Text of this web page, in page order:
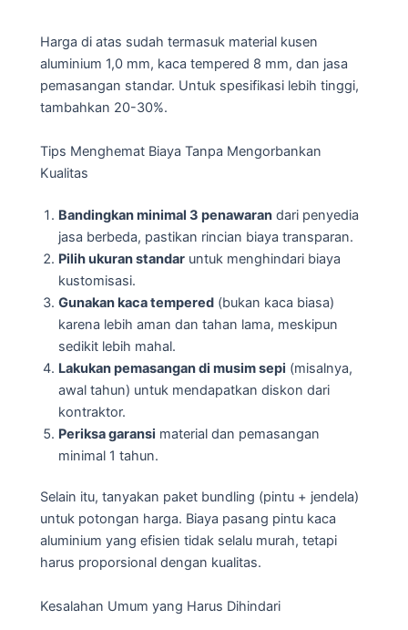
Harga di atas sudah termasuk material kusen
aluminium 1,0 mm, kaca tempered 8 mm, dan jasa
pemasangan standar. Untuk spesifikasi lebih tinggi,
tambahkan 20-30%.
Tips Menghemat Biaya Tanpa Mengorbankan
Kualitas
Bandingkan minimal 3 penawaran dari penyedia
jasa berbeda, pastikan rincian biaya transparan.
Pilih ukuran standar untuk menghindari biaya
kustomisasi.
Gunakan kaca tempered (bukan kaca biasa)
karena lebih aman dan tahan lama, meskipun
sedikit lebih mahal.
Lakukan pemasangan di musim sepi (misalnya,
awal tahun) untuk mendapatkan diskon dari
kontraktor.
Periksa garansi material dan pemasangan
minimal 1 tahun.
Selain itu, tanyakan paket bundling (pintu + jendela)
untuk potongan harga. Biaya pasang pintu kaca
aluminium yang efisien tidak selalu murah, tetapi
harus proporsional dengan kualitas.
Kesalahan Umum yang Harus Dihindari